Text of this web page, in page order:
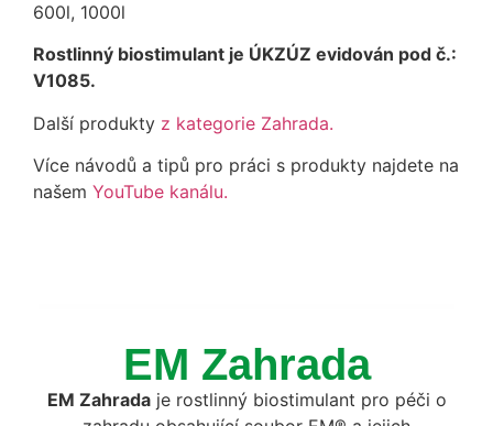
600l, 1000l
Rostlinný biostimulant je ÚKZÚZ evidován pod č.:
V1085.
Další produkty z kategorie Zahrada.
Více návodů a tipů pro práci s produkty najdete na
našem YouTube kanálu.
EM Zahrada
EM Zahradaje rostlinný biostimulant pro péči o